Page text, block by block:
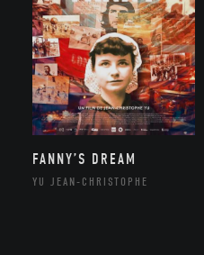
FANNY’S DREAM
YU JEAN-CHRISTOPHE